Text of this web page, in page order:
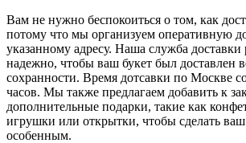
Вам не нужно беспокоиться о том, как
потому что мы организуем оперативную
указанному адресу. Наша служба доставки
надежно, чтобы ваш букет был доставлен
сохранности. Время дотсавки по Москве
часов. Мы также предлагаем добавить к
дополнительные подарки, такие как
игрушки или открытки, чтобы сделать
особенным.